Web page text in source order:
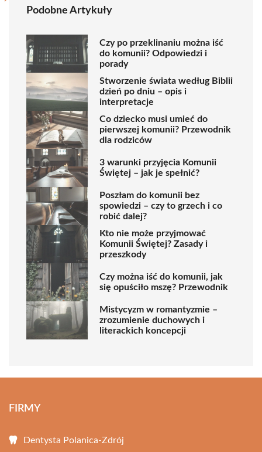
Podobne Artykuły
Czy po przeklinaniu można iść
do komunii? Odpowiedzi i
porady
Stworzenie świata według Biblii
dzień po dniu – opis i
interpretacje
Co dziecko musi umieć do
pierwszej komunii? Przewodnik
dla rodziców
3 warunki przyjęcia Komunii
Świętej – jak je spełnić?
Poszłam do komunii bez
spowiedzi – czy to grzech i co
robić dalej?
Kto nie może przyjmować
Komunii Świętej? Zasady i
przeszkody
Czy można iść do komunii, jak
się opuściło mszę? Przewodnik
Mistycyzm w romantyzmie –
zrozumienie duchowych i
literackich koncepcji
FIRMY
Dentysta Polanica-Zdrój